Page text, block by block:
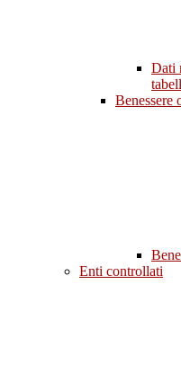
Dati
Benessere
Enti controllati